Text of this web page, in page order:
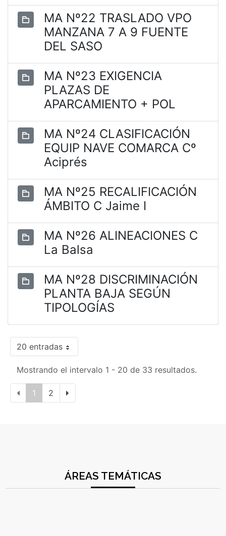
MA Nº22 TRASLADO VPO
MANZANA 7 A 9 FUENTE
DEL SASO
MA Nº23 EXIGENCIA
PLAZAS DE
APARCAMIENTO + POL
MA Nº24 CLASIFICACIÓN
EQUIP NAVE COMARCA Cº
Aciprés
MA Nº25 RECALIFICACIÓN
ÁMBITO C Jaime I
MA Nº26 ALINEACIONES C
La Balsa
MA Nº28 DISCRIMINACIÓN
PLANTA BAJA SEGÚN
TIPOLOGÍAS
20 entradas
Mostrando el intervalo 1 - 20 de 33 resultados.
1 2
ÁREAS TEMÁTICAS